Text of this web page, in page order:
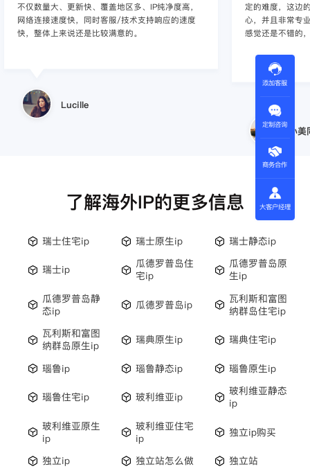
定的难度，这边的客服人员/技术支持人员非常有耐
心，并且非常专业，很快就上手了，使用体验整体
感觉还是不错的，非常推荐身边的同行使用。
小美同学
上面经营
着强烈的
商，不是
的问题，
了解海外IP的更多信息
瑞士住宅ip 瑞士原生ip 瑞士静态ip
瑞士ip
瓜德罗普岛住
宅ip
瓜德罗普岛原
生ip
瓜德罗普岛静
态ip
瓜德罗普岛ip
瓦利斯和富图
纳群岛住宅ip
瓦利斯和富图
纳群岛原生ip
瑞典原生ip 瑞典住宅ip
瑙鲁ip 瑙鲁静态ip 瑙鲁原生ip
瑙鲁住宅ip 玻利维亚ip
玻利维亚静态
ip
玻利维亚原生
ip
玻利维亚住宅
ip
独立ip购买
独立ip 独立站怎么做
独立站
添加客服
定制咨询
商务合作
大客户经理